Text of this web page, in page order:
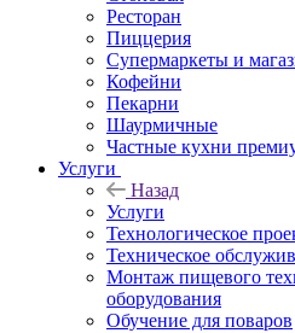
Ресторан
Пиццерия
Супермаркеты и
Кофейни
Пекарни
Шаурмичные
Частные кухни
Услуги
Назад
Услуги
Технологическое
Техническое
Монтаж пищевого
оборудования
Обучение для поваров